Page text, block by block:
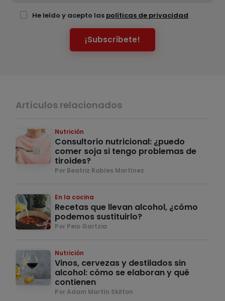
He leído y acepto las políticas de privacidad
¡Subscríbete!
Artículos relacionados
Nutrición
Consultorio nutricional: ¿puedo
comer soja si tengo problemas de
tiroides?
Por Beatriz Robles Martínez
En la cocina
Recetas que llevan alcohol, ¿cómo
podemos sustituirlo?
Por Peio Gartzia
Nutrición
Vinos, cervezas y destilados sin
alcohol: cómo se elaboran y qué
contienen
Por Adam Martín Skilton